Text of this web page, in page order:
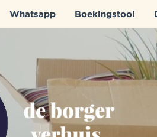
Whatsapp Boekingstool